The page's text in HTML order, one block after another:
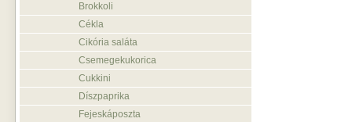
Brokkoli
Cékla
Cikória saláta
Csemegekukorica
Cukkini
Díszpaprika
Fejeskáposzta